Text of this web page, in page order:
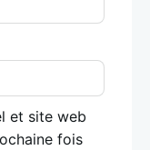
et site web
fois